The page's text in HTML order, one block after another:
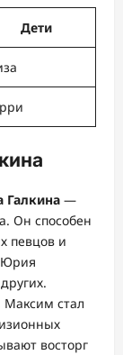
Дети
Галкина —
Он способен
певцов и
Юрия
Максим стал
восторг